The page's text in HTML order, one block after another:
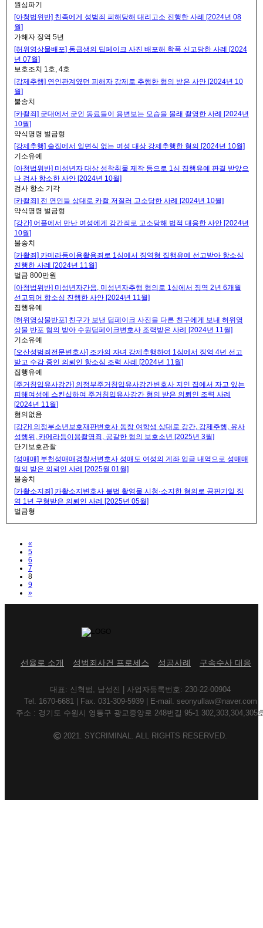
원심파기
[아청법위반] 친족에게 성범죄 피해당해 대리고소 진행한 사례 [2024년 08
월]
가해자 징역 5년
[허위영상물배포] 동급생의 딥페이크 사진 배포해 학폭 신고당한 사례 [2024
년 07월]
보호조치 1호, 4호
[강제추행] 연인관계였던 피해자 강제로 추행한 혐의 받은 사안 [2024년 10
월]
불송치
[카촬죄] 군대에서 군인 동료들이 용변보는 모습을 몰래 촬영한 사례 [2024년
10월]
약식명령 벌금형
[강제추행] 술집에서 일면식 없는 여성 대상 강제추행한 혐의 [2024년 10월]
기소유예
[아청법위반] 미성년자 대상 성착취물 제작 등으로 1심 집행유예 판결 받았으
나 검사 항소한 사안 [2024년 10월]
검사 항소 기각
[카촬죄] 전 연인들 상대로 카촬 저질러 고소당한 사례 [2024년 10월]
약식명령 벌금형
[강간] 어플에서 만난 여성에게 강간죄로 고소당해 법적 대응한 사안 [2024년
10월]
불송치
[카촬죄] 카메라등이용촬용죄로 1심에서 징역형 집행유예 선고받아 항소심
진행한 사례 [2024년 11월]
벌금 800만원
[아청법위반] 미성년자간음, 미성년자추행 혐의로 1심에서 징역 2년 6개월
선고되어 항소심 진행한 사안 [2024년 11월]
집행유예
[허위영상물반포] 친구가 보낸 딥페이크 사진을 다른 친구에게 보내 허위영
상물 반포 혐의 받아 수원딥페이크변호사 조력받은 사례 [2024년 11월]
기소유예
[오산성범죄전문변호사] 조카의 자녀 강제추행하여 1심에서 징역 4년 선고
받고 수감 중인 의뢰인 항소심 조력 사례 [2024년 11월]
집행유예
[주거침입유사강간] 의정부주거침입유사강간변호사 지인 집에서 자고 있는
피해여성에 스킨십하여 주거침입유사강간 혐의 받은 의뢰인 조력 사례
[2024년 11월]
혐의없음
[강간] 의정부소년보호재판변호사 동창 여학생 상대로 강간, 강제추행, 유사
성행위, 카메라등이용촬영죄, 공갈한 혐의 보호소년 [2025년 3월]
단기보호관찰
[성매매] 부천성매매경찰서변호사 성매도 여성의 계좌 입금 내역으로 성매매
혐의 받은 의뢰인 사례 [2025월 01월]
불송치
[카촬소지죄] 카촬소지변호사 불법 촬영물 시청·소지한 혐의로 공판기일 징
역 1년 구형받은 의뢰인 사례 [2025년 05월]
벌금형
«
5
6
7
8
9
»Next
선율로 소개 성범죄사건 프로세스 성공사례 구속수사 대응
대표: 신혁범, 남성진 | 사업자등록번호: 230-22-00904
Tel. 1670-6681 | Fax. 031-309-5939 | E-mail. seonyullaw@naver.com
주소 : 경기도 수원시 영통구 광교중앙로 248번길 95-1 302,303,304,305
2021. SYCRIMINAL. ALL RIGHTS RESERVED.